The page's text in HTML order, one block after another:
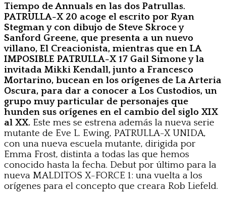
Tiempo de Annuals en las dos Patrullas.
PATRULLA-X 20 acoge el escrito por Ryan
Stegman y con dibujo de Steve Skroce y
Sanford Greene, que presenta a un nuevo
villano, El Creacionista, mientras que en LA
IMPOSIBLE PATRULLA-X 17 Gail Simone y la
invitada Mikki Kendall, junto a Francesco
Mortarino, bucean en los orígenes de La Arteria
Oscura, para dar a conocer a Los Custodios, un
grupo muy particular de personajes que
hunden sus orígenes en el cambio del siglo XIX
al XX. Este mes se estrena además la nueva serie
mutante de Eve L. Ewing, PATRULLA-X UNIDA,
con una nueva escuela mutante, dirigida por
Emma Frost, distinta a todas las que hemos
conocido hasta la fecha. Debut por último para la
nueva MALDITOS X-FORCE 1: una vuelta a los
orígenes para el concepto que creara Rob Liefeld.